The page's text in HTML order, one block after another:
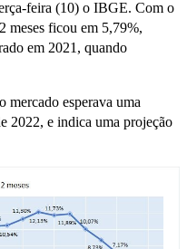
feira (10) o IBGE. Com o
meses ficou em 5,79%,
em 2021, quando
esperava uma
2022, e indica uma projeção